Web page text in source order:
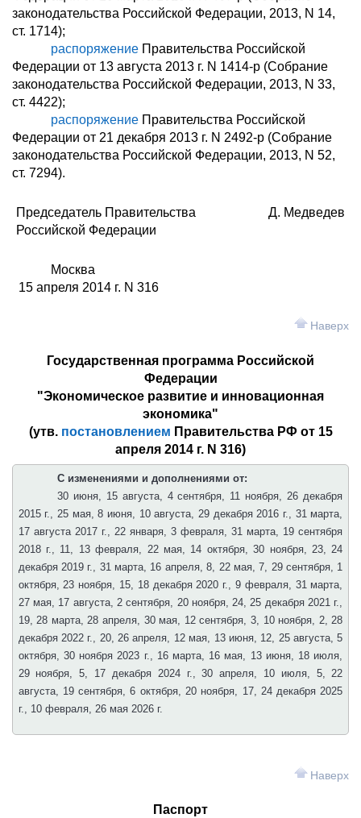
законодательства Российской Федерации, 2013, N 14,
ст. 1714);
распоряжение Правительства Российской
Федерации от 13 августа 2013 г. N 1414-р (Собрание
законодательства Российской Федерации, 2013, N 33,
ст. 4422);
распоряжение Правительства Российской
Федерации от 21 декабря 2013 г. N 2492-р (Собрание
законодательства Российской Федерации, 2013, N 52,
ст. 7294).
Председатель Правительства
Российской Федерации
Д. Медведев
Москва
15 апреля 2014 г. N 316
Государственная программа Российской
Федерации
"Экономическое развитие и инновационная
экономика"
(утв. постановлением Правительства РФ от 15
апреля 2014 г. N 316)
Наверх
С изменениями и дополнениями от:
30 июня, 15 августа, 4 сентября, 11 ноября, 26 декабря
2015 г., 25 мая, 8 июня, 10 августа, 29 декабря 2016 г., 31 марта,
17 августа 2017 г., 22 января, 3 февраля, 31 марта, 19 сентября
2018 г., 11, 13 февраля, 22 мая, 14 октября, 30 ноября, 23, 24
декабря 2019 г., 31 марта, 16 апреля, 8, 22 мая, 7, 29 сентября, 1
октября, 23 ноября, 15, 18 декабря 2020 г., 9 февраля, 31 марта,
27 мая, 17 августа, 2 сентября, 20 ноября, 24, 25 декабря 2021 г.,
19, 28 марта, 28 апреля, 30 мая, 12 сентября, 3, 10 ноября, 2, 28
декабря 2022 г., 20, 26 апреля, 12 мая, 13 июня, 12, 25 августа, 5
октября, 30 ноября 2023 г., 16 марта, 16 мая, 13 июня, 18 июля,
29 ноября, 5, 17 декабря 2024 г., 30 апреля, 10 июля, 5, 22
августа, 19 сентября, 6 октября, 20 ноября, 17, 24 декабря 2025
г., 10 февраля, 26 мая 2026 г.
Паспорт
Наверх